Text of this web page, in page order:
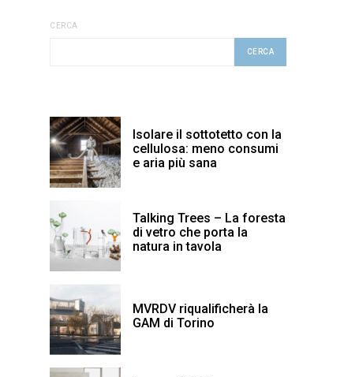
CERCA
CERCA
Isolare il sottotetto con la
cellulosa: meno consumi
e aria più sana
Talking Trees – La foresta
di vetro che porta la
natura in tavola
MVRDV riqualificherà la
GAM di Torino